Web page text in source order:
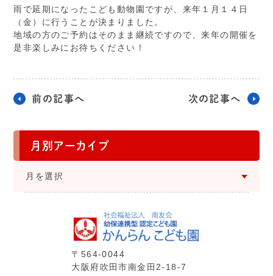
雨で延期になったこども動物園ですが、来年１月１４日
（金）に行うことが決まりました。
地域の方のご予約はそのまま継続ですので、来年の開催を
是非楽しみにお待ちください！
前の記事へ 次の記事へ
月別アーカイブ
⽉を選択
〒564-0044
⼤阪府吹⽥市南⾦⽥2-18-7